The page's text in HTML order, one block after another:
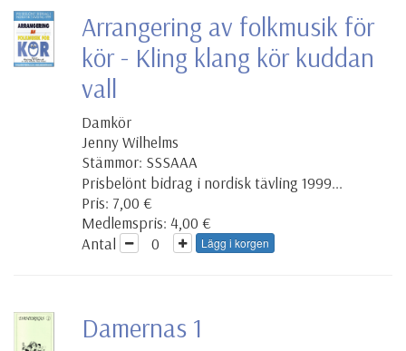
Arrangering av folkmusik för
kör - Kling klang kör kuddan
vall
Damkör
Jenny Wilhelms
Stämmor: SSSAAA
Prisbelönt bidrag i nordisk tävling 1999...
Pris: 7,00 €
Medlemspris: 4,00 €
Antal
Lägg i korgen
Damernas 1